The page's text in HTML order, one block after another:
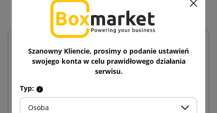
Szanowny Kliencie, prosimy o podanie ustawień
swojego konta w celu prawidłowego działania
serwisu.
Typ:
Osoba